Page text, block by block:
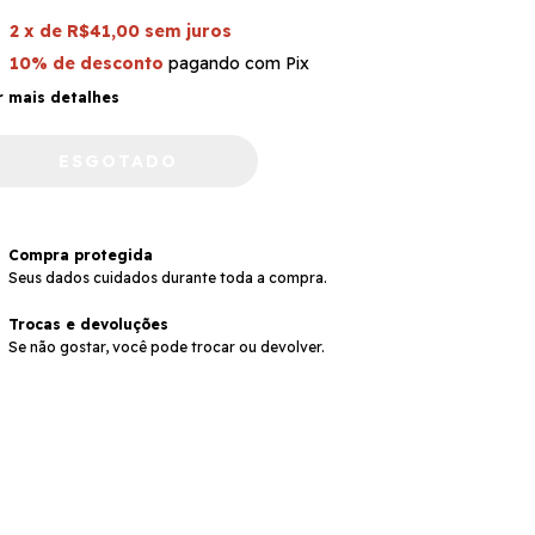
2 x de R$41,00 sem juros
10% de desconto pagando com Pix
mais detalhes
Compra protegida
Seus dados cuidados durante toda a compra.
Trocas e devoluções
Se não gostar, você pode trocar ou devolver.